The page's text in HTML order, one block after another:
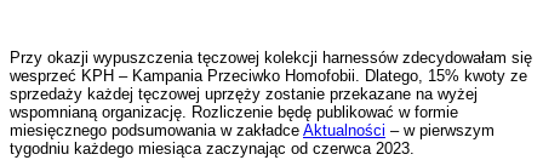
Przy okazji wypuszczenia tęczowej kolekcji harnessów zdecydowałam się
wesprzeć KPH – Kampania Przeciwko Homofobii. Dlatego, 15% kwoty ze
sprzedaży każdej tęczowej uprzęży zostanie przekazane na wyżej
wspomnianą organizację. Rozliczenie będę publikować w formie
miesięcznego podsumowania w zakładce Aktualności – w pierwszym
tygodniu każdego miesiąca zaczynając od czerwca 2023.